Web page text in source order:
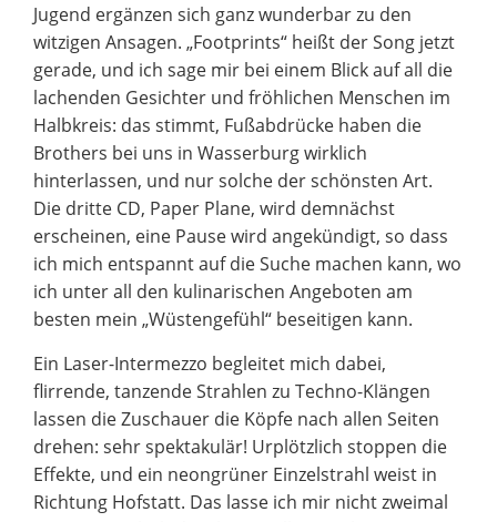
Jugend ergänzen sich ganz wunderbar zu den
witzigen Ansagen. „Footprints“ heißt der Song jetzt
gerade, und ich sage mir bei einem Blick auf all die
lachenden Gesichter und fröhlichen Menschen im
Halbkreis: das stimmt, Fußabdrücke haben die
Brothers bei uns in Wasserburg wirklich
hinterlassen, und nur solche der schönsten Art.
Die dritte CD, Paper Plane, wird demnächst
erscheinen, eine Pause wird angekündigt, so dass
ich mich entspannt auf die Suche machen kann, wo
ich unter all den kulinarischen Angeboten am
besten mein „Wüstengefühl“ beseitigen kann.
Ein Laser-Intermezzo begleitet mich dabei,
flirrende, tanzende Strahlen zu Techno-Klängen
lassen die Zuschauer die Köpfe nach allen Seiten
drehen: sehr spektakulär! Urplötzlich stoppen die
Effekte, und ein neongrüner Einzelstrahl weist in
Richtung Hofstatt. Das lasse ich mir nicht zweimal